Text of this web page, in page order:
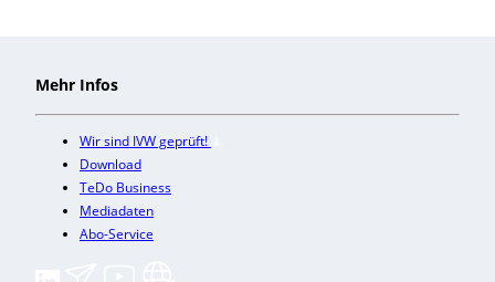
Mehr Infos
Wir sind IVW geprüft!
Download
TeDo Business
Mediadaten
Abo-Service